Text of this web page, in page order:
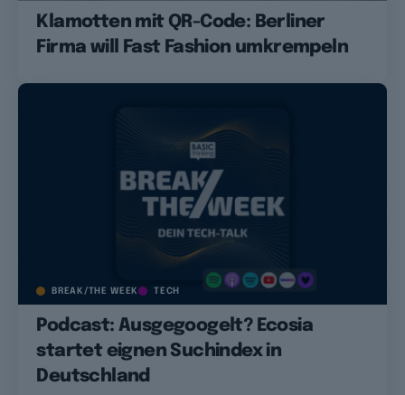
Klamotten mit QR-Code: Berliner
Firma will Fast Fashion umkrempeln
BREAK/THE WEEK TECH
Podcast: Ausgegoogelt? Ecosia
startet eignen Suchindex in
Deutschland